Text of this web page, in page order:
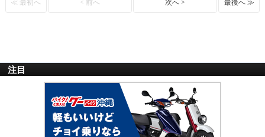
≪ 最初へ < 前へ 次へ > 最後へ ≫
注目